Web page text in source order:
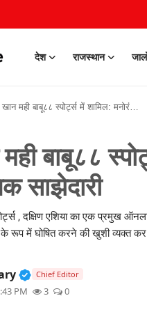
देश राजस्थान
बाबू८८ स्पोर्ट्स में शामिल: मनोरंजन और गेमिंग में एक रणनीतिक साझेदारी
बाबू८८
साझेदारी
, दक्षिण एशिया का एक प्रमुख
रूप में घोषित करने की खुशी व्यक्त कर
Verified Public Figure
Chief Editor
PM 3 0